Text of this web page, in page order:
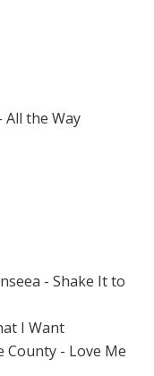
All the Way
- Shake It to
I Want
County - Love Me